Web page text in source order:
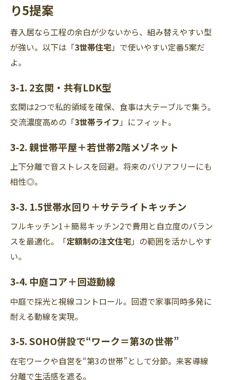
り5提案
春入居なら工程の余白が少ないから、組み替えやすい型
が強い。以下は「3世帯住宅」で使いやすい定番5案だ
よ。
3-1. 2玄関・共有LDK型
玄関は2つで私的領域を確保、食事は大テーブルで集う。
交流濃度高めの「3世帯ライフ」にフィット。
3-2. 親世帯平屋＋若世帯2階メゾネット
上下分離で音ストレスを回避。将来のバリアフリーにも
相性◎。
3-3. 1.5世帯水回り＋サテライトキッチン
フルキッチン1＋簡易キッチン2で費用と自立度のバラン
スを最適化。「定額制の注文住宅」の範囲を活かしやす
い。
3-4. 中庭コア＋回遊動線
中庭で採光と視線コントロール。回遊で家事同時多発に
耐える動線を実現。
3-5. SOHO併設で“ワーク＝第3の世帯”
在宅ワークや自営を“第3の世帯”として分節。来客導線
分離で生活感を遮る。